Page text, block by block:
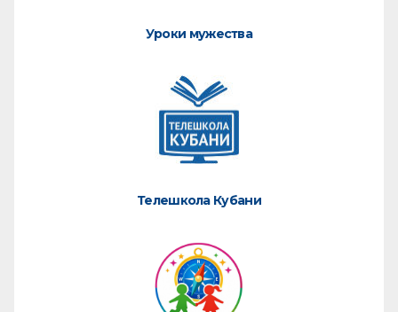
Уроки мужества
Телешкола Кубани